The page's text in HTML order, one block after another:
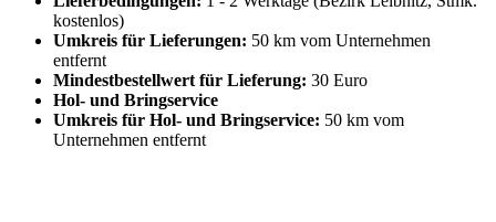
kostenlos)
Umkreis für Lieferungen: 50 km vom Unternehmen
entfernt
Mindestbestellwert für Lieferung: 30 Euro
Hol- und Bringservice
Umkreis für Hol- und Bringservice: 50 km vom
Unternehmen entfernt